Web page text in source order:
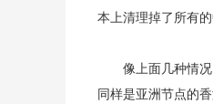
本上清理掉了所有
像上面几种情
同样是亚洲节点的